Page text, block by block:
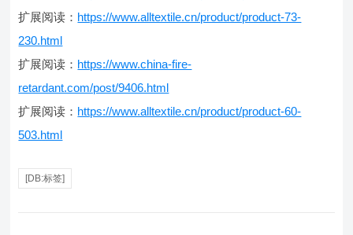
扩展阅读： https://www.alltextile.cn/product/product-73-
230.html
扩展阅读： https://www.china-fire-
retardant.com/post/9406.html
扩展阅读： https://www.alltextile.cn/product/product-60-
503.html
[DB:标签]